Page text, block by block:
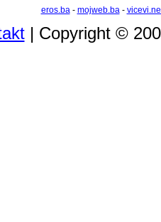
eros.ba- mojweb.ba-
| Copyright ©